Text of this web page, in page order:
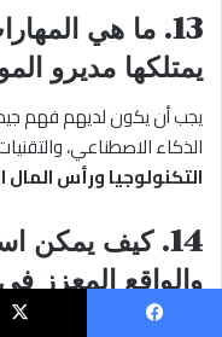
13. ما هي
يمتلكها مديرو
الذكاء الاصطناعي،
التكنولوجيا ورأس المال
14. كيف يمكن
والواقع المعزز
البشري؟